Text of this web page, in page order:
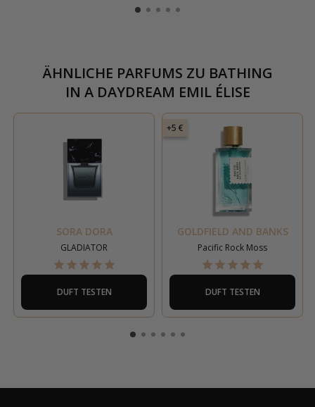
ÄHNLICHE PARFUMS ZU BATHING
IN A DAYDREAM EMIL ÉLISE
SORA DORA
GLADIATOR
DUFT TESTEN
+5 €
GOLDFIELD AND BANKS
Pacific Rock Moss
DUFT TESTEN